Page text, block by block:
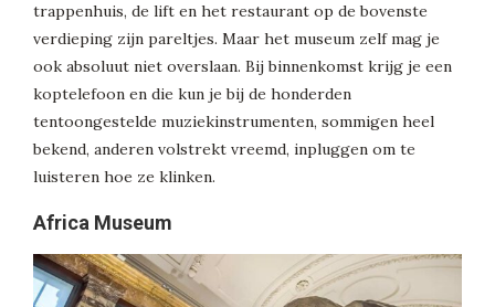
trappenhuis, de lift en het restaurant op de bovenste
verdieping zijn pareltjes. Maar het museum zelf mag je
ook absoluut niet overslaan. Bij binnenkomst krijg je een
koptelefoon en die kun je bij de honderden
tentoongestelde muziekinstrumenten, sommigen heel
bekend, anderen volstrekt vreemd, inpluggen om te
luisteren hoe ze klinken.
Africa Museum